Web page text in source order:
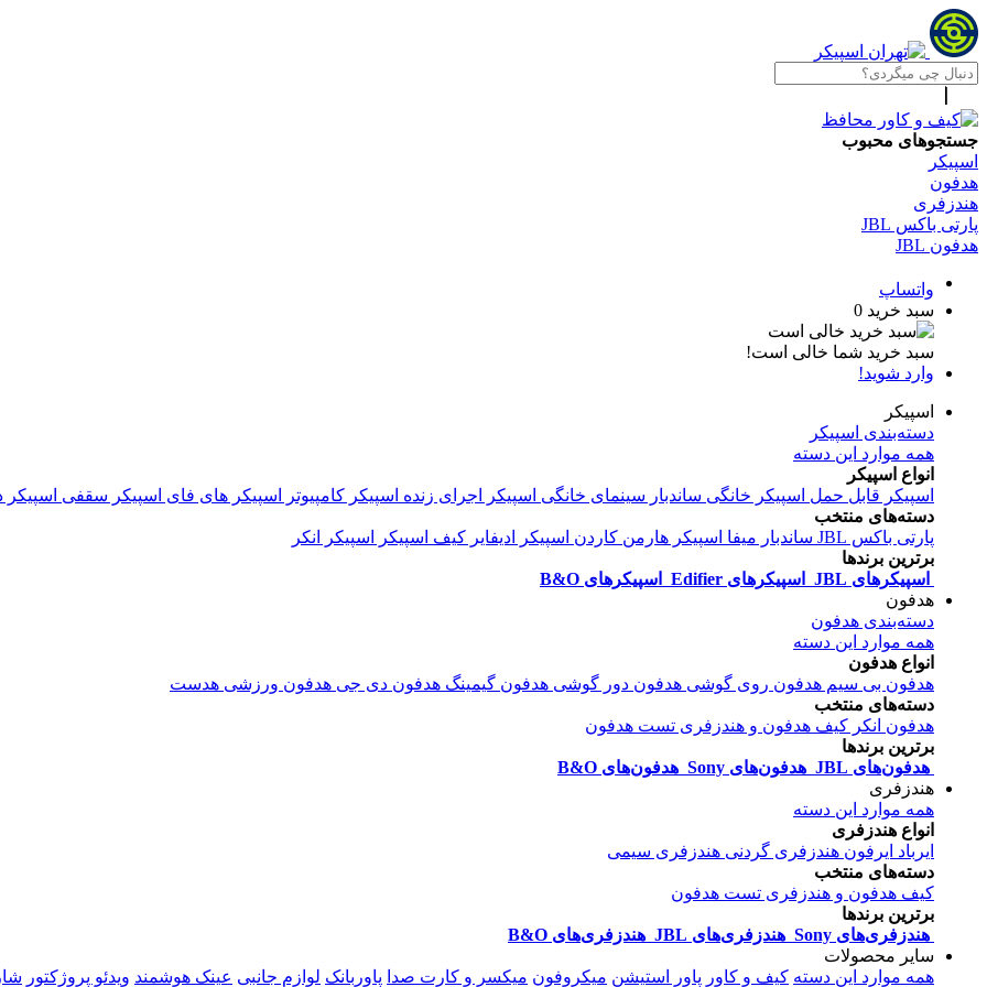
جستجوهای محبوب
اسپیکر
هدفون
هندزفری
پارتی باکس JBL
هدفون JBL
واتساپ
سبد خرید 0
سبد خرید شما خالی است!
وارد شوید!
اسپیکر
دسته‌بندی اسپیکر
همه موارد این دسته
انواع اسپیکر
اسپیکر قابل حمل اسپیکر خانگی ساندبار سینمای خانگی اسپیکر اجرای زنده اسپیکر کامپیوتر اسپیکر های فای اسپیکر سقفی اسپیکر
دسته‌های منتخب
پارتی باکس JBL
ساندبار میفا اسپیکر هارمن کاردن اسپیکر ادیفایر کیف اسپیکر
اسپیکر انکر
برترین برندها
اسپیکرهای JBL
اسپیکرهای Edifier
اسپیکرهای B&O
هدفون
دسته‌بندی هدفون
همه موارد این دسته
انواع هدفون
هدفون بی سیم هدفون روی گوشی هدفون دور گوشی هدفون گیمینگ هدفون دی جی هدفون ورزشی هدست
دسته‌های منتخب
هدفون انکر کیف هدفون و هندزفری تست هدفون
برترین برندها
هدفون‌های JBL
هدفون‌های Sony
هدفون‌های B&O
هندزفری
همه موارد این دسته
انواع هندزفری
ایرباد ایرفون هندزفری گردنی هندزفری سیمی
دسته‌های منتخب
کیف هدفون و هندزفری تست هدفون
برترین برندها
هندزفری‌های Sony
هندزفری‌های JBL
هندزفری‌های B&O
سایر محصولات
همه موارد این دسته کیف و کاور پاور استیشن میکروفون میکسر و کارت صدا پاوربانک لوازم جانبی عینک هوشمند ویدئو پروژکتور